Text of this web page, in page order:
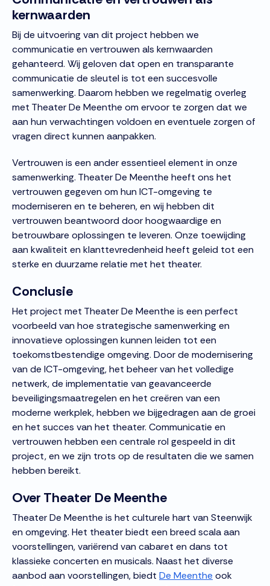
kernwaarden
Bij de uitvoering van dit project hebben we
communicatie en vertrouwen als kernwaarden
gehanteerd. Wij geloven dat open en transparante
communicatie de sleutel is tot een succesvolle
samenwerking. Daarom hebben we regelmatig overleg
met Theater De Meenthe om ervoor te zorgen dat we
aan hun verwachtingen voldoen en eventuele zorgen of
vragen direct kunnen aanpakken.
Vertrouwen is een ander essentieel element in onze
samenwerking. Theater De Meenthe heeft ons het
vertrouwen gegeven om hun ICT-omgeving te
moderniseren en te beheren, en wij hebben dit
vertrouwen beantwoord door hoogwaardige en
betrouwbare oplossingen te leveren. Onze toewijding
aan kwaliteit en klanttevredenheid heeft geleid tot een
sterke en duurzame relatie met het theater.
Conclusie
Het project met Theater De Meenthe is een perfect
voorbeeld van hoe strategische samenwerking en
innovatieve oplossingen kunnen leiden tot een
toekomstbestendige omgeving. Door de modernisering
van de ICT-omgeving, het beheer van het volledige
netwerk, de implementatie van geavanceerde
beveiligingsmaatregelen en het creëren van een
moderne werkplek, hebben we bijgedragen aan de groei
en het succes van het theater. Communicatie en
vertrouwen hebben een centrale rol gespeeld in dit
project, en we zijn trots op de resultaten die we samen
hebben bereikt.
Over Theater De Meenthe
Theater De Meenthe is het culturele hart van Steenwijk
en omgeving. Het theater biedt een breed scala aan
voorstellingen, variërend van cabaret en dans tot
klassieke concerten en musicals. Naast het diverse
aanbod aan voorstellingen, biedt De Meenthe ook